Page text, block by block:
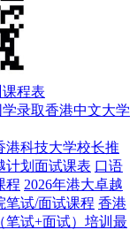
程表
录取香港中文大学
港科技大学校长推
计划面试课表 口语
程 2026年港大卓越
笔试/面试课程 香港
笔试+面试）培训最